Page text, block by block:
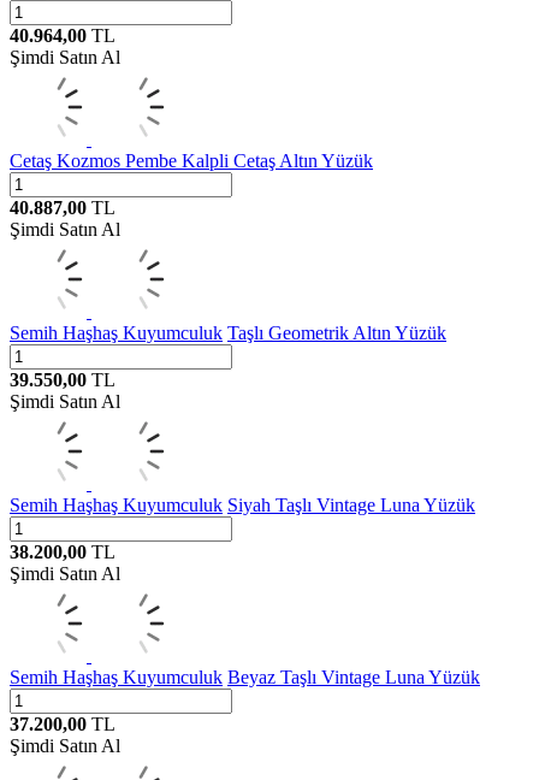
40.964,00 TL
Şimdi Satın Al
Cetaş Kozmos Pembe Kalpli Cetaş Altın Yüzük
40.887,00 TL
Şimdi Satın Al
Semih Haşhaş Kuyumculuk Taşlı Geometrik Altın Yüzük
39.550,00 TL
Şimdi Satın Al
Semih Haşhaş Kuyumculuk Siyah Taşlı Vintage Luna Yüzük
38.200,00 TL
Şimdi Satın Al
Semih Haşhaş Kuyumculuk Beyaz Taşlı Vintage Luna Yüzük
37.200,00 TL
Şimdi Satın Al